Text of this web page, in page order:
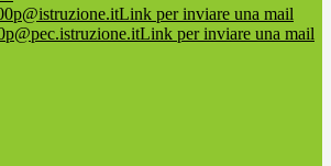
Link per inviare una mail
Link per inviare una mail